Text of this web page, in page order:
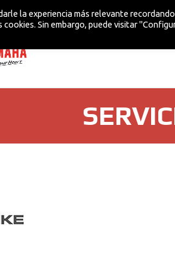
la experiencia más relevante
Sin embargo, puede visitar